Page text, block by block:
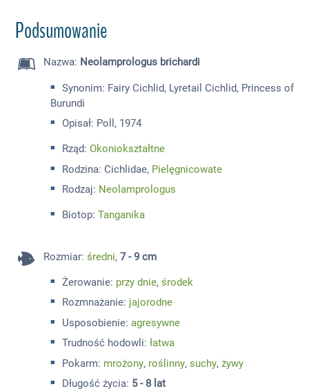
Podsumowanie
Nazwa: Neolamprologus brichardi
Synonim: Fairy Cichlid, Lyretail Cichlid, Princess of
Burundi
Opisał: Poll, 1974
Rząd: Okoniokształtne
Rodzina: Cichlidae, Pielęgnicowate
Rodzaj: Neolamprologus
Biotop: Tanganika
Rozmiar:średni,7 - 9 cm
Żerowanie: przy dnie, środek
Rozmnażanie: jajorodne
Usposobienie: agresywne
Trudność hodowli: łatwa
Pokarm: mrożony, roślinny, suchy, żywy
Długość życia: 5 - 8 lat